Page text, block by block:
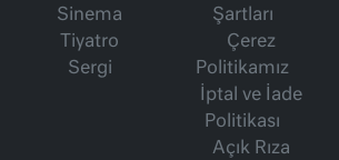
Sinema
Tiyatro
Sergi
Şartları
Çerez
Politikamız
İptal ve İade
Politikası
Açık Rıza